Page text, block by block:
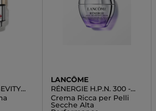
LANCÔME
RÉNERGIE H.P.N. 300 -
PEPTIDE RICH CREAM
Crema Ricca per Pelli
Secche Alta